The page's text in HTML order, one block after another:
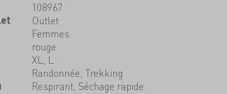
108967
Outlet
Femmes
rouge
XL, L
Randonnée, Trekking
Respirant, Séchage rapide